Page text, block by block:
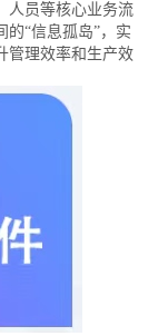
人员等核心业务流
“信息孤岛”，实
管理效率和生产效